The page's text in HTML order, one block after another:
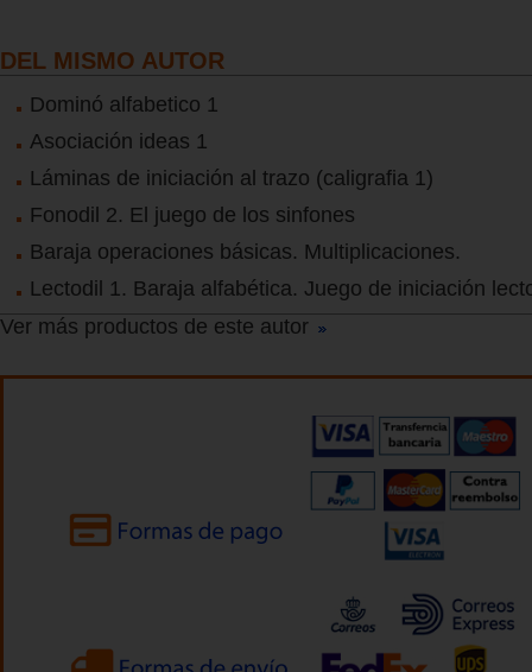
DEL MISMO AUTOR
Dominó alfabetico 1
Asociación ideas 1
Láminas de iniciación al trazo (caligrafia 1)
Fonodil 2. El juego de los sinfones
Baraja operaciones básicas. Multiplicaciones.
Lectodil 1. Baraja alfabética. Juego de iniciación
Ver más productos de este autor